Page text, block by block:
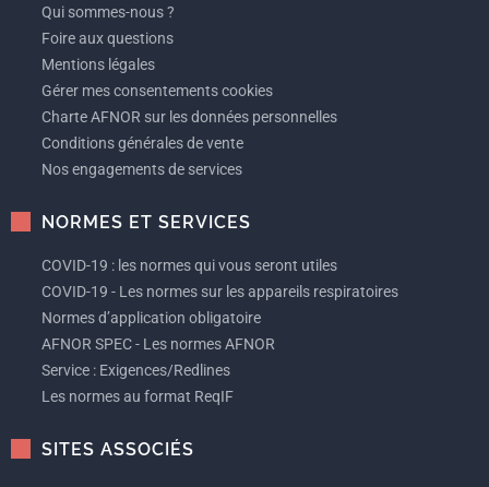
Qui sommes-nous ?
Foire aux questions
Mentions légales
Gérer mes consentements cookies
Charte AFNOR sur les données personnelles
Conditions générales de vente
Nos engagements de services
NORMES ET SERVICES
COVID-19 : les normes qui vous seront utiles
COVID-19 - Les normes sur les appareils respiratoires
Normes d’application obligatoire
AFNOR SPEC - Les normes AFNOR
Service : Exigences/Redlines
Les normes au format ReqIF
SITES ASSOCIÉS